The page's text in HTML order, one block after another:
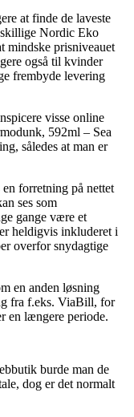
at finde de laveste
Nordic Eko
mindske prisniveauet
også til kvinder
frembyde levering
visse online
592ml – Sea
således at man er
forretning på nettet
ses som
gange være et
heldigvis inkluderet i
overfor snydagtige
en anden løsning
fra f.eks. ViaBill, for
en længere periode.
burde man de
dog er det normalt